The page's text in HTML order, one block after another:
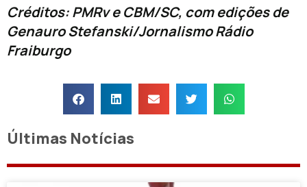
Créditos: PMRv e CBM/SC, com edições de
Genauro Stefanski/Jornalismo Rádio
Fraiburgo
Últimas Notícias